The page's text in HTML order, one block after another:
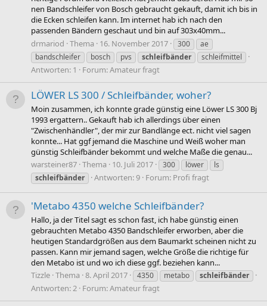
nen Bandschleifer von Bosch gebraucht gekauft, damit ich bis in
die Ecken schleifen kann. Im internet hab ich nach den
passenden Bändern geschaut und bin auf 303x40mm...
drmariod Thema 16. November 2017 300
ae
bandschleifer
bosch pvs schleifbänder schleifmittel
Antworten: 1 Forum:Amateur fragt
LÖWER LS 300 / Schleifbänder, woher?
Moin zusammen, ich konnte grade günstig eine Löwer LS 300 Bj
1993 ergattern.. Gekauft hab ich allerdings über einen
"Zwischenhändler", der mir zur Bandlänge ect. nicht viel sagen
konnte... Hat ggf jemand die Maschine und Weiß woher man
günstig Schleifbänder bekommt und welche Maße die genau...
warsteiner87 Thema 10. Juli 2017 300 löwer
ls
schleifbänder
Antworten: 9 Forum: Profi fragt
'Metabo 4350 welche Schleifbänder?
Hallo, ja der Titel sagt es schon fast, ich habe günstig einen
gebrauchten Metabo 4350 Bandschleifer erworben, aber die
heutigen Standardgrößen aus dem Baumarkt scheinen nicht zu
passen. Kann mir jemand sagen, welche Größe die richtige für
den Metabo ist und wo ich diese ggf. beziehen kann...
Tizzle Thema 8. April 2017 4350 metabo schleifbänder
Antworten: 2 Forum:Amateur fragt